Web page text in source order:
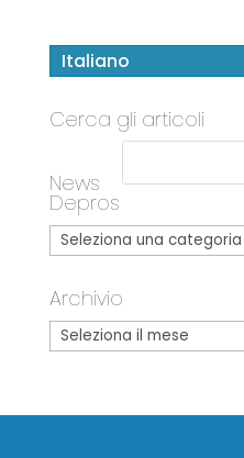
Italiano
Cerca gli articoli
News
Depros
Archivio